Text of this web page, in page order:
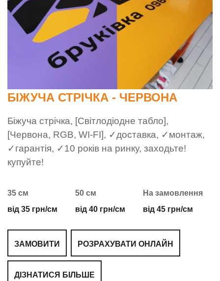
БІЖУЧА СТРІЧКА - ЧЕРВОНА
Біжуча стрічка, [Світлодіодне табло],
[Червона, RGB, WI-FI], ✓доставка, ✓монтаж,
✓гарантія, ✓10 років на ринку, заходьте!
купуйте!
35 см
від 35 грн/см
50 см
від 40 грн/см
На замовлення
від 45 грн/см
ЗАМОВИТИ РОЗРАХУВАТИ ОНЛАЙН
ДІЗНАТИСЯ БІЛЬШЕ